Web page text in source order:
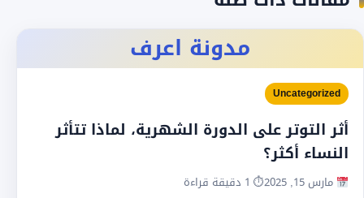
مدونة اعرف
Uncategorized
أثر التوتر على الدورة الشهرية، لماذا تتأثر
النساء أكثر؟
مارس 15, 2025 ⏱ 1 دقيقة قراءة